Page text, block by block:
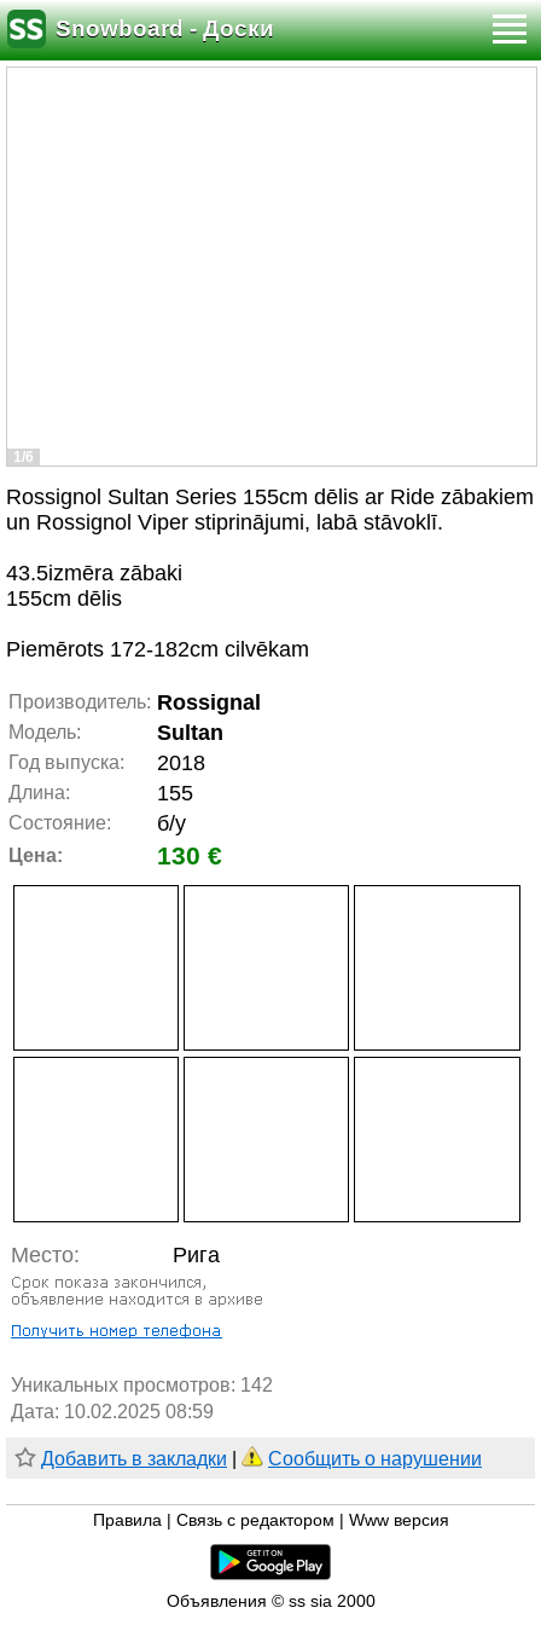
Snowboard - Доски
1/6
Rossignol Sultan Series 155cm dēlis ar Ride zābakiem
un Rossignol Viper stiprinājumi, labā stāvoklī.
43.5izmēra zābaki
155cm dēlis
Piemērots 172-182cm cilvēkam
Производитель: Rossignal
Модель: Sultan
Год выпуска: 2018
Длина: 155
Состояние: б/у
Цена: 130 €
Место: Рига
Уникальных просмотров: 142
Дата: 10.02.2025 08:59
Добавить в закладки Сообщить о нарушении
Правила Связь с редактором Www версия
Объявления © ss sia 2000